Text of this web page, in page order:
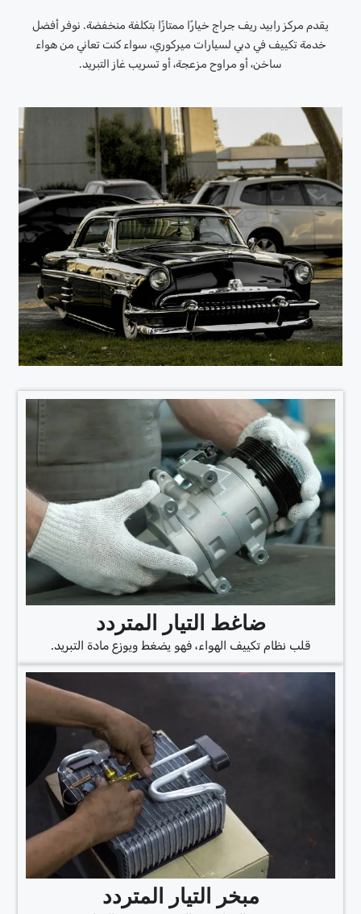
يقدم مركز رابيد ريف جراج خيارًا ممتازًا بتكلفة منخفضة. نوفر أفضل
خدمة تكييف في دبي لسيارات ميركوري، سواء كنت تعاني من هواء
ساخن، أو مراوح مزعجة، أو تسريب غاز التبريد.
ضاغط التيار المتردد
قلب نظام تكييف الهواء، فهو يضغط ويوزع مادة التبريد.
مبخر التيار المتردد